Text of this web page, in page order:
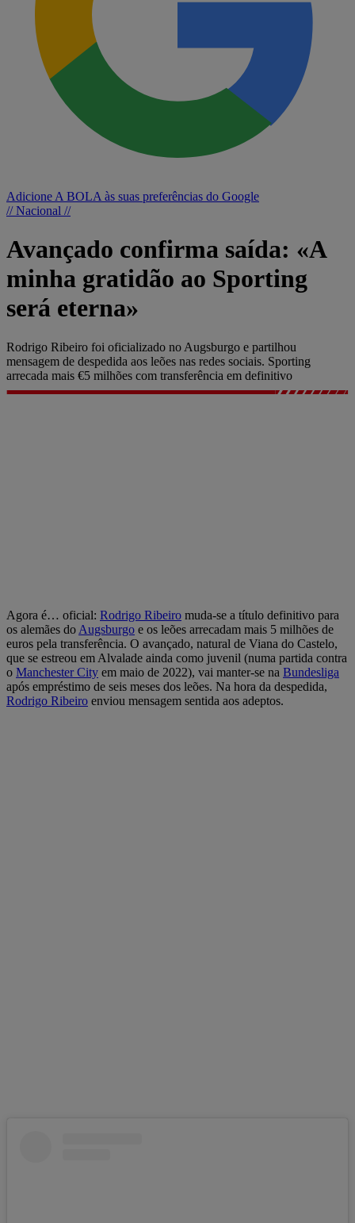
Adicione A BOLA às suas preferências do Google
// Nacional //
Avançado confirma saída: «A
minha gratidão ao Sporting
será eterna»
Rodrigo Ribeiro foi oficializado no Augsburgo e partilhou
mensagem de despedida aos leões nas redes sociais. Sporting
arrecada mais €5 milhões com transferência em definitivo
Agora é… oficial: Rodrigo Ribeiro muda-se a título definitivo para
os alemães do Augsburgo e os leões arrecadam mais 5 milhões de
euros pela transferência. O avançado, natural de Viana do Castelo,
que se estreou em Alvalade ainda como juvenil (numa partida contra
o Manchester City em maio de 2022), vai manter-se na Bundesliga
após empréstimo de seis meses dos leões. Na hora da despedida,
Rodrigo Ribeiro enviou mensagem sentida aos adeptos.